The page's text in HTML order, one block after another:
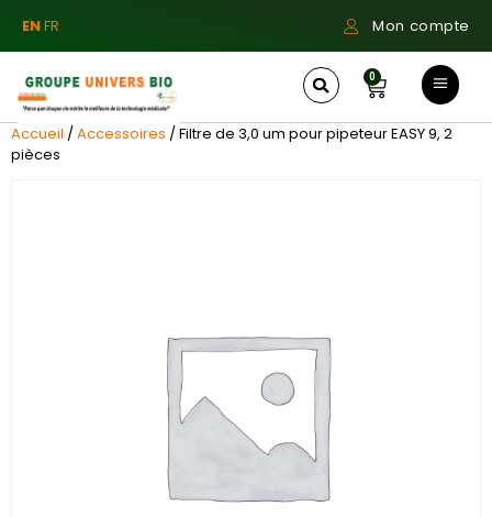
ENFR Mon compte
0
Accueil /Accessoires / Filtre de 3,0 um pour pipeteur EASY 9, 2
pièces